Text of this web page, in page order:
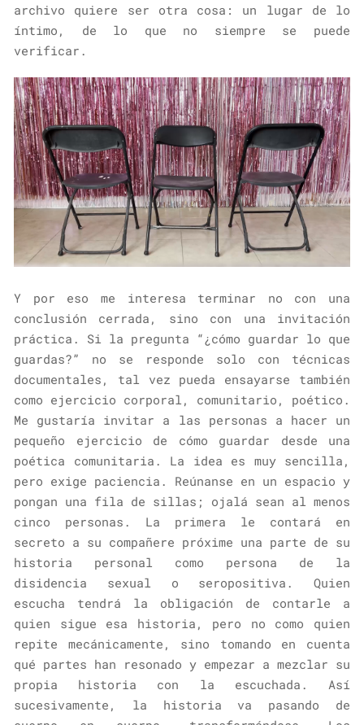
archivo quiere ser otra cosa: un lugar de lo
íntimo, de lo que no siempre se puede
verificar.
Y por eso me interesa terminar no con una
conclusión cerrada, sino con una invitación
práctica. Si la pregunta “¿cómo guardar lo que
guardas?” no se responde solo con técnicas
documentales, tal vez pueda ensayarse también
como ejercicio corporal, comunitario, poético.
Me gustaría invitar a las personas a hacer un
pequeño ejercicio de cómo guardar desde una
poética comunitaria. La idea es muy sencilla,
pero exige paciencia. Reúnanse en un espacio y
pongan una fila de sillas; ojalá sean al menos
cinco personas. La primera le contará en
secreto a su compañere próxime una parte de su
historia personal como persona de la
disidencia sexual o seropositiva. Quien
escucha tendrá la obligación de contarle a
quien sigue esa historia, pero no como quien
repite mecánicamente, sino tomando en cuenta
qué partes han resonado y empezar a mezclar su
propia historia con la escuchada. Así
sucesivamente, la historia va pasando de